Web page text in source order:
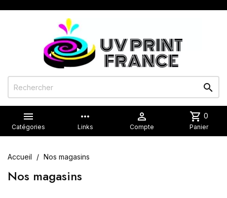


Catégories
more_horiz
Links

Compte
shopping_cart 0
Panier
Accueil Nos magasins
Nos magasins